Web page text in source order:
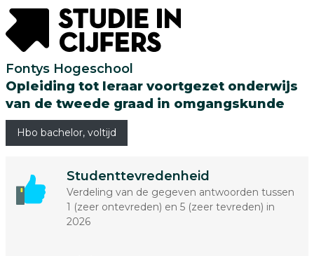
Fontys Hogeschool
Opleiding tot leraar voortgezet onderwijs
van de tweede graad in omgangskunde
Hbo bachelor, voltijd
Studenttevredenheid
Verdeling van de gegeven antwoorden tussen
1 (zeer ontevreden) en 5 (zeer tevreden) in
2026